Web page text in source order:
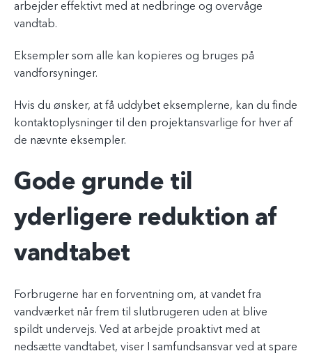
arbejder effektivt med at nedbringe og overvåge
vandtab.
Eksempler som alle kan kopieres og bruges på
vandforsyninger.
Hvis du ønsker, at få uddybet eksemplerne, kan du finde
kontaktoplysninger til den projektansvarlige for hver af
de nævnte eksempler.
Gode grunde til
yderligere reduktion af
vandtabet
Forbrugerne har en forventning om, at vandet fra
vandværket når frem til slutbrugeren uden at blive
spildt undervejs. Ved at arbejde proaktivt med at
nedsætte vandtabet, viser I samfundsansvar ved at spare